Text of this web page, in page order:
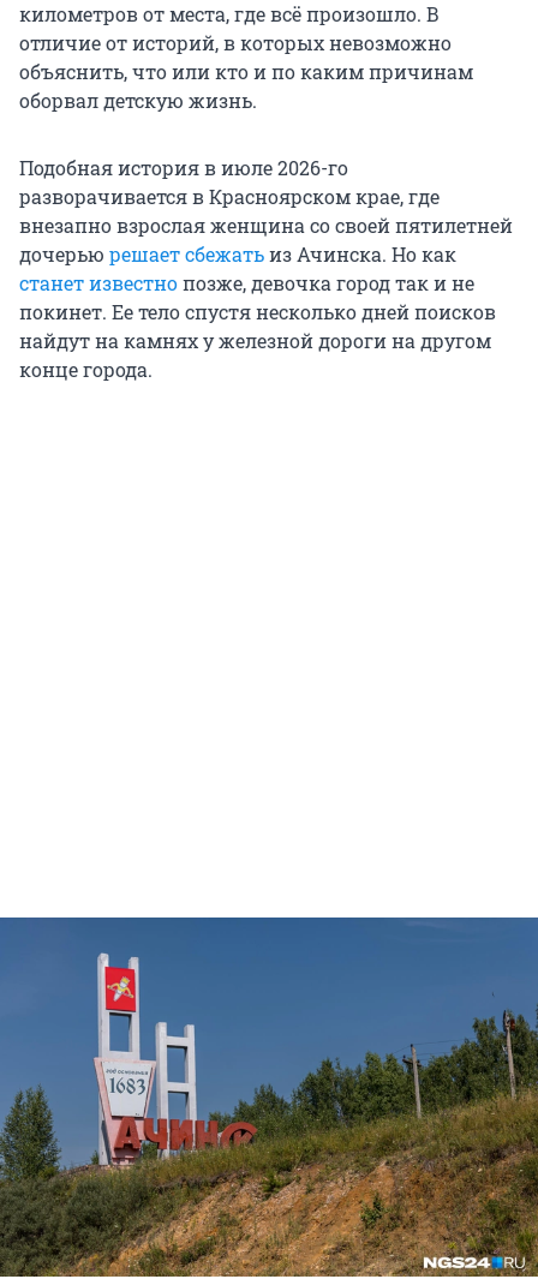
километров от места, где всё произошло. В
отличие от историй, в которых невозможно
объяснить, что или кто и по каким причинам
оборвал детскую жизнь.
Подобная история в июле 2026-го
разворачивается в Красноярском крае, где
внезапно взрослая женщина со своей пятилетней
дочерью решает сбежатьиз Ачинска. Но как
станет известнопозже, девочка город так и не
покинет. Ее тело спустя несколько дней поисков
найдут на камнях у железной дороги на другом
конце города.